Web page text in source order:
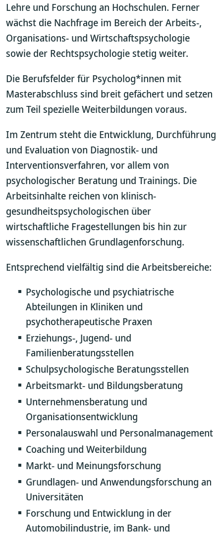
Lehre und Forschung an Hochschulen. Ferner
wächst die Nachfrage im Bereich der Arbeits-,
Organisations- und Wirtschaftspsychologie
sowie der Rechtspsychologie stetig weiter.
Die Berufsfelder für Psycholog*innen mit
Masterabschluss sind breit gefächert und setzen
zum Teil spezielle Weiterbildungen voraus.
Im Zentrum steht die Entwicklung, Durchführung
und Evaluation von Diagnostik- und
Interventionsverfahren, vor allem von
psychologischer Beratung und Trainings. Die
Arbeitsinhalte reichen von klinisch-
gesundheitspsychologischen über
wirtschaftliche Fragestellungen bis hin zur
wissenschaftlichen Grundlagenforschung.
Entsprechend vielfältig sind die Arbeitsbereiche:
Psychologische und psychiatrische
Abteilungen in Kliniken und
psychotherapeutische Praxen
Erziehungs-, Jugend- und
Familienberatungsstellen
Schulpsychologische Beratungsstellen
Arbeitsmarkt- und Bildungsberatung
Unternehmensberatung und
Organisationsentwicklung
Personalauswahl und Personalmanagement
Coaching und Weiterbildung
Markt- und Meinungsforschung
Grundlagen- und Anwendungsforschung an
Universitäten
Forschung und Entwicklung in der
Automobilindustrie, im Bank- und